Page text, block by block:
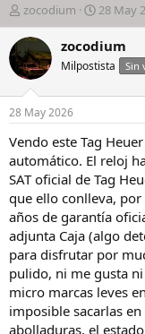
I
n
i
c
i
a
d
o
r
d
e
l
h
i
l
o
zocodium
F
e
c
h
a
i
n
i
c
i
o
28 May
zocodium
Milpostista Sin
28 May 2026
Vendo este Tag
automático. El reloj
SAT oficial de Tag
que ello conlleva,
años de garantía
adjunta Caja (algo
para disfrutar por
pulido, ni me gusta
micro marcas leves
imposible sacarlas
abolladuras, el